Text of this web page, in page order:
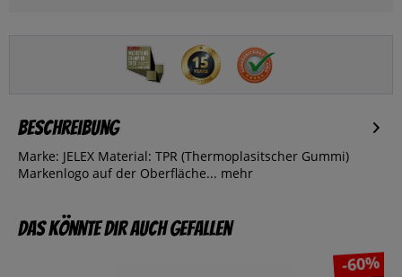
Beschreibung
Marke: JELEX Material: TPR (Thermoplasitscher Gummi)
Markenlogo auf der Oberfläche... mehr
Das könnte dir auch gefallen
-60%